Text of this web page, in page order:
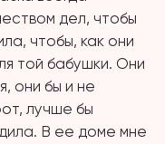
дел, чтобы
чтобы, как они
той бабушки. Они
они бы и не
лучше бы
В ее доме мне